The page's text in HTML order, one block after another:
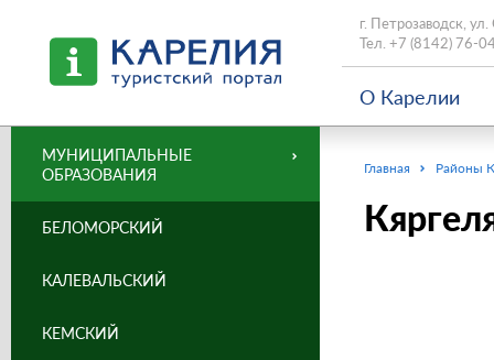
г. Петрозаводск,
Тел. +7 (8142) 76-
О Карелии
Главная Районы
МУНИЦИПАЛЬНЫЕ
ОБРАЗОВАНИЯ
БЕЛОМОРСКИЙ
КАЛЕВАЛЬСКИЙ
КЕМСКИЙ